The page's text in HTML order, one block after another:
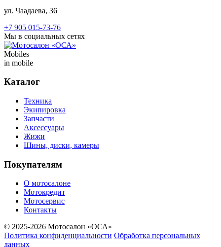
ул. Чаадаева, 36
+7 905 015-73-76
Мы в социальных сетях
Mobiles
in mobile
Каталог
Техника
Экипировка
Запчасти
Аксессуары
Жижи
Шины, диски, камеры
Покупателям
О мотосалоне
Мотокредит
Мотосервис
Контакты
© 2025-2026 Мотосалон «ОСА»
Политика конфиденциальности Обработка персональных
данных